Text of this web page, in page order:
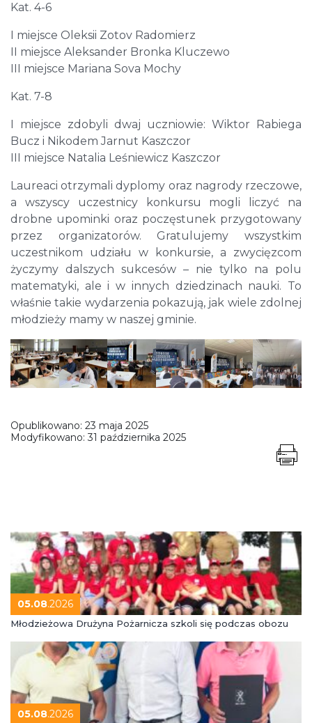
Kat. 4-6
I miejsce Oleksii Zotov Radomierz
II miejsce Aleksander Bronka Kluczewo
III miejsce Mariana Sova Mochy
Kat. 7-8
I miejsce zdobyli dwaj uczniowie: Wiktor Rabiega
Bucz i Nikodem Jarnut Kaszczor
III miejsce Natalia Leśniewicz Kaszczor
Laureaci otrzymali dyplomy oraz nagrody rzeczowe,
a wszyscy uczestnicy konkursu mogli liczyć na
drobne upominki oraz poczęstunek przygotowany
przez organizatorów. Gratulujemy wszystkim
uczestnikom udziału w konkursie, a zwycięzcom
życzymy dalszych sukcesów – nie tylko na polu
matematyki, ale i w innych dziedzinach nauki. To
właśnie takie wydarzenia pokazują, jak wiele zdolnej
młodzieży mamy w naszej gminie.
Opublikowano: 23 maja 2025
Modyfikowano:31 października 2025
05.08.2026
Młodzieżowa Drużyna Pożarnicza szkoli się podczas obozu
05.08.2026